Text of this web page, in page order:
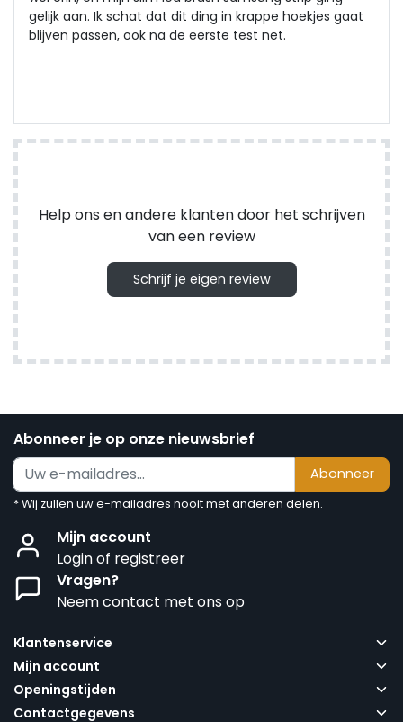
gelijk aan. Ik schat dat dit ding in krappe hoekjes gaat
blijven passen, ook na de eerste test net.
Help ons en andere klanten door het schrijven
van een review
Schrijf je eigen review
Abonneer je op onze nieuwsbrief
Abonneer
* Wij zullen uw e-mailadres nooit met anderen delen.
Mijn account
Login of registreer
Vragen?
Neem contact met ons op
Klantenservice
Mijn account
Openingstijden
Contactgegevens